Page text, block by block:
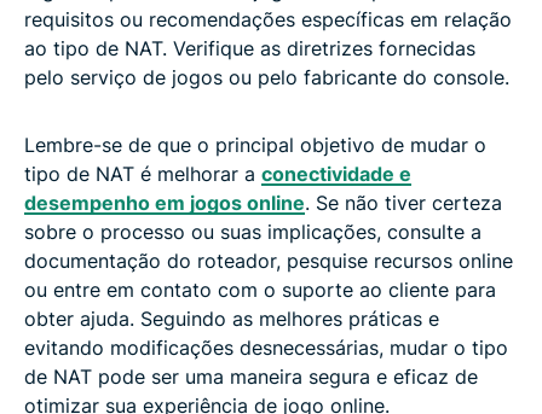
requisitos ou recomendações específicas em relação
ao tipo de NAT. Verifique as diretrizes fornecidas
pelo serviço de jogos ou pelo fabricante do console.
Lembre-se de que o principal objetivo de mudar o
tipo de NAT é melhorar a conectividade e
desempenho em jogos online. Se não tiver certeza
sobre o processo ou suas implicações, consulte a
documentação do roteador, pesquise recursos online
ou entre em contato com o suporte ao cliente para
obter ajuda. Seguindo as melhores práticas e
evitando modificações desnecessárias, mudar o tipo
de NAT pode ser uma maneira segura e eficaz de
otimizar sua experiência de jogo online.